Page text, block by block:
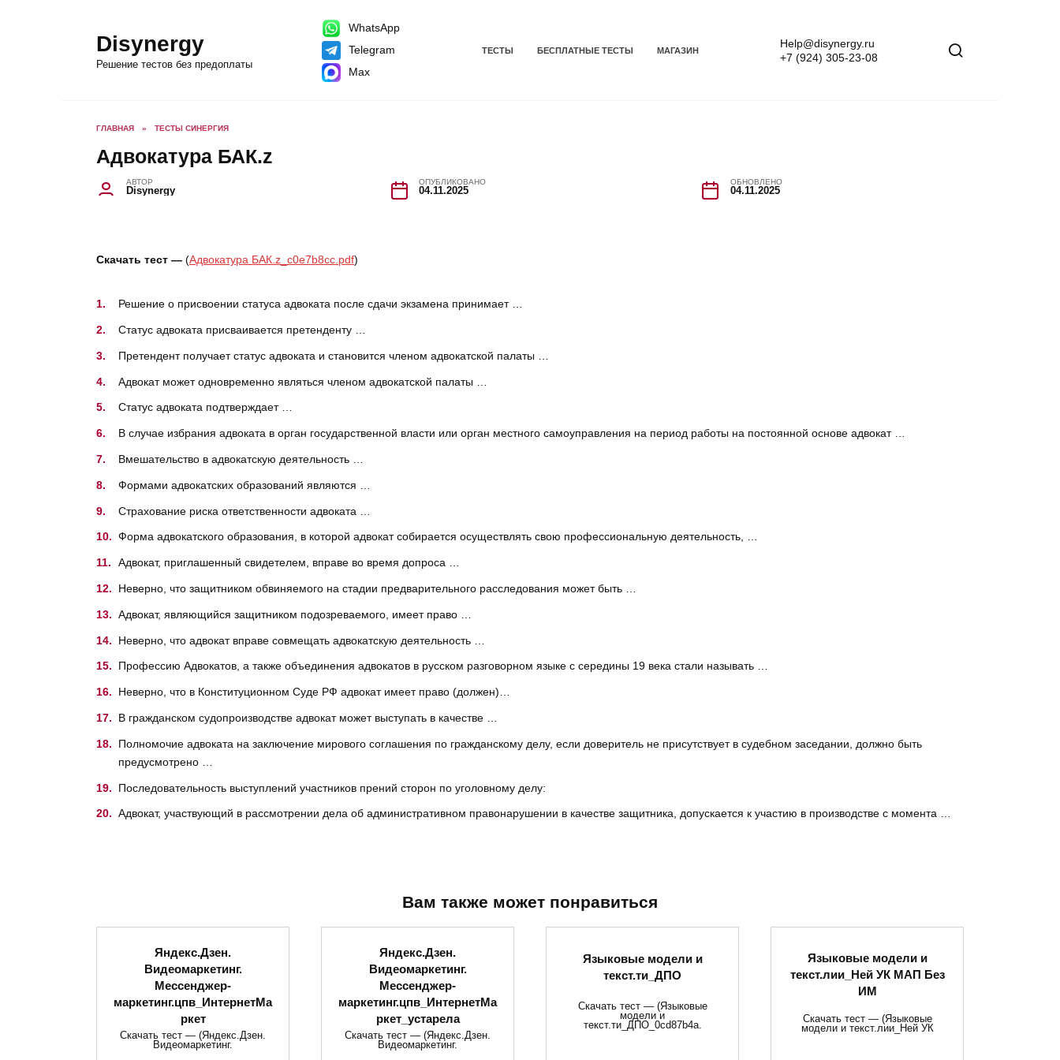
Disynergy
Решение тестов без предоплаты
WhatsApp
Telegram
Max
ТЕСТЫ БЕСПЛАТНЫЕ ТЕСТЫ МАГАЗИН
Help@disynergy.ru
+7 (924) 305-23-08
ГЛАВНАЯ » ТЕСТЫ СИНЕРГИЯ
Адвокатура БАК.z
АВТОР
Disynergy
ОПУБЛИКОВАНО
04.11.2025
ОБНОВЛЕНО
04.11.2025
Скачать тест — (Адвокатура БАК.z_c0e7b8cc.pdf)
Решение о присвоении статуса адвоката после сдачи экзамена принимает …
Статус адвоката присваивается претенденту …
Претендент получает статус адвоката и становится членом адвокатской палаты …
Адвокат может одновременно являться членом адвокатской палаты …
Статус адвоката подтверждает …
В случае избрания адвоката в орган государственной власти или орган местного самоуправления на период работы на постоянной основе адвокат …
Вмешательство в адвокатскую деятельность …
Формами адвокатских образований являются …
Страхование риска ответственности адвоката …
Форма адвокатского образования, в которой адвокат собирается осуществлять свою профессиональную деятельность, …
Адвокат, приглашенный свидетелем, вправе во время допроса …
Неверно, что защитником обвиняемого на стадии предварительного расследования может быть …
Адвокат, являющийся защитником подозреваемого, имеет право …
Неверно, что адвокат вправе совмещать адвокатскую деятельность …
Профессию Адвокатов, а также объединения адвокатов в русском разговорном языке с середины 19 века стали называть …
Неверно, что в Конституционном Суде РФ адвокат имеет право (должен)…
В гражданском судопроизводстве адвокат может выступать в качестве …
Полномочие адвоката на заключение мирового соглашения по гражданскому делу, если доверитель не присутствует в судебном заседании, должно быть
предусмотрено …
Последовательность выступлений участников прений сторон по уголовному делу:
Адвокат, участвующий в рассмотрении дела об административном правонарушении в качестве защитника, допускается к участию в производстве с момента …
Вам также может понравиться
Яндекс.Дзен.
Видеомаркетинг.
Мессенджер-
маркетинг.цпв_ИнтернетМа
ркет
Скачать тест — (Яндекс.Дзен.
Видеомаркетинг.
Яндекс.Дзен.
Видеомаркетинг.
Мессенджер-
маркетинг.цпв_ИнтернетМа
ркет_устарела
Скачать тест — (Яндекс.Дзен.
Видеомаркетинг.
Языковые модели и
текст.ти_ДПО
Скачать тест — (Языковые
модели и
текст.ти_ДПО_0cd87b4a.
Языковые модели и
текст.лии_Ней УК МАП Без
ИМ
Скачать тест — (Языковые
модели и текст.лии_Ней УК